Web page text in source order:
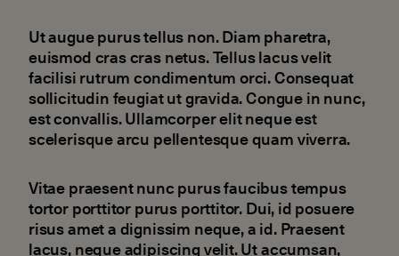
Ut augue purus tellus non. Diam pharetra,
euismod cras cras netus. Tellus lacus velit
facilisi rutrum condimentum orci. Consequat
sollicitudin feugiat ut gravida. Congue in nunc,
est convallis. Ullamcorper elit neque est
scelerisque arcu pellentesque quam viverra.
Vitae praesent nunc purus faucibus tempus
tortor porttitor purus porttitor. Dui, id posuere
risus amet a dignissim neque, a id. Praesent
lacus, neque adipiscing velit. Ut accumsan,